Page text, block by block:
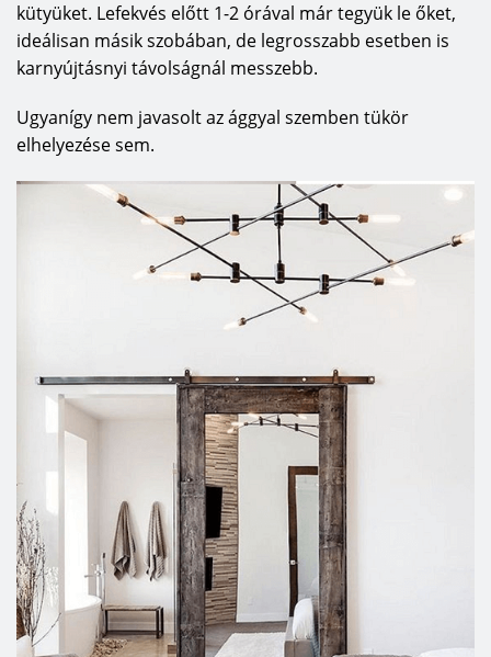
kütyüket. Lefekvés előtt 1-2 órával már tegyük le őket,
ideálisan másik szobában, de legrosszabb esetben is
karnyújtásnyi távolságnál messzebb.
Ugyanígy nem javasolt az ággyal szemben tükör
elhelyezése sem.